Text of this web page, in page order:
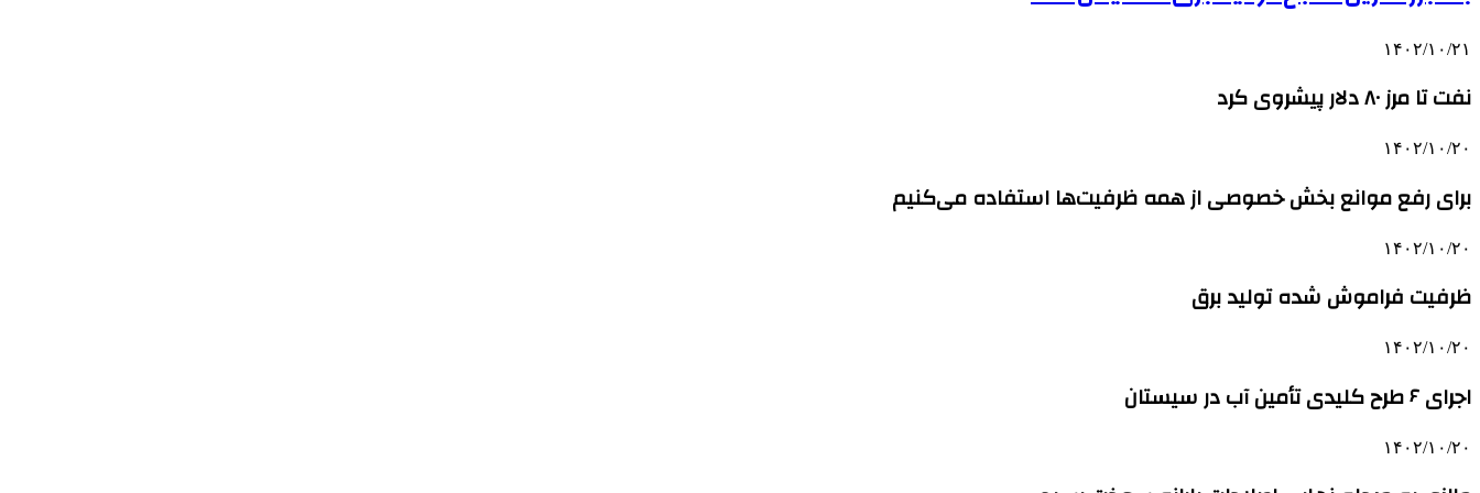
۱۴۰۲/۱۰/۲۱
نفت تا مرز ۸۰ دلار پیشروی کرد
۱۴۰۲/۱۰/۲۰
برای رفع موانع بخش خصوصی از همه ظرفیت‌ها استفاده می‌کنیم
۱۴۰۲/۱۰/۲۰
ظرفیت فراموش شده تولید برق
۱۴۰۲/۱۰/۲۰
اجرای ۶ طرح کلیدی تأمین آب در سیستان
۱۴۰۲/۱۰/۲۰